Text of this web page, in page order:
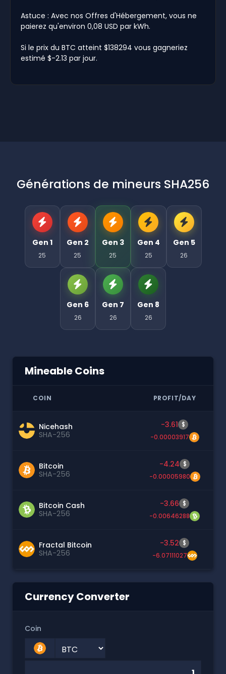
Astuce : Avec nos Offres d'Hébergement, vous ne
paierez qu'environ 0,08 USD par kWh.
Si le prix du BTC atteint $138294 vous gagneriez
estimé $-2.13 par jour.
Générations de mineurs SHA256
Gen 1
25
Gen 2
25
Gen 3
25
Gen 4
25
Gen 5
26
Gen 6
26
Gen 7
26
Gen 8
26
Mineable Coins
COIN PROFIT/DAY
Nicehash
SHA-256
-3.61 $
-0.00003917
Bitcoin
SHA-256
-4.24 $
-0.00005980
Bitcoin Cash
SHA-256
-3.66 $
-0.00646288
Fractal Bitcoin
SHA-256
-3.52 $
-6.07111027
Currency Converter
Coin